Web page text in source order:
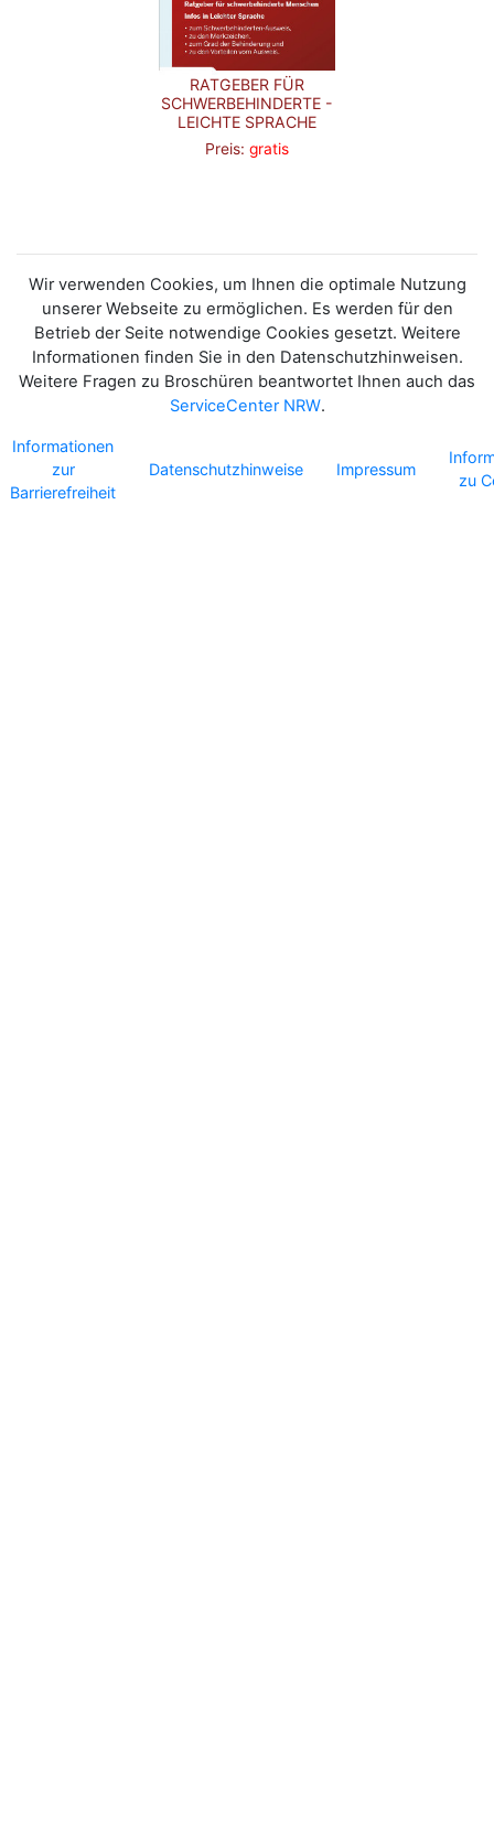
RATGEBER FÜR
SCHWERBEHINDERTE -
LEICHTE SPRACHE
Preis: gratis
Wir verwenden Cookies, um Ihnen die optimale Nutzung
unserer Webseite zu ermöglichen. Es werden für den
Betrieb der Seite notwendige Cookies gesetzt. Weitere
Informationen finden Sie in den Datenschutzhinweisen.
Weitere Fragen zu Broschüren beantwortet Ihnen auch das
ServiceCenter NRW.
Informationen
zur
Barrierefreiheit
Datenschutzhinweise Impressum
zu